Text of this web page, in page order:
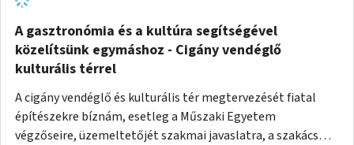
A gasztronómia és a kultúra segítségével
közelítsünk egymáshoz - Cigány vendéglő
kulturális térrel
A cigány vendéglő és kulturális tér megtervezését fiatal
építészekre bíznám, esetleg a Műszaki Egyetem
végzőseire, üzemeltetőjét szakmai javaslatra, a szakács